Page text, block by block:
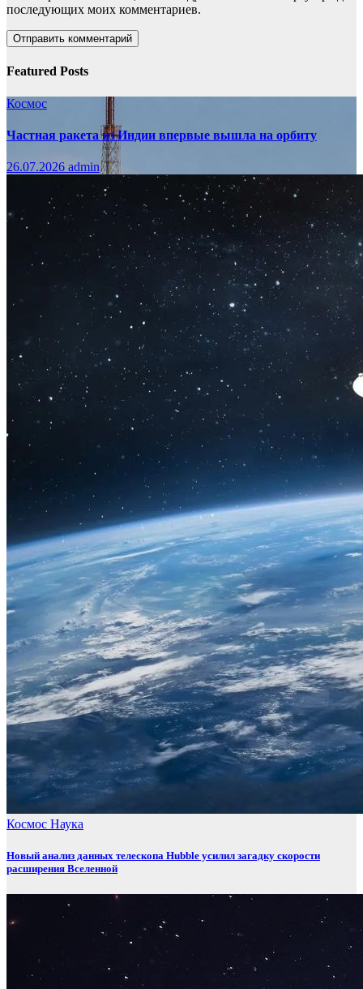
последующих моих комментариев.
Featured Posts
Космос
Частная ракета из Индии впервые вышла на орбиту
26.07.2026 admin
Космос Наука
Новый анализ данных телескопа Hubble усилил загадку скорости
расширения Вселенной